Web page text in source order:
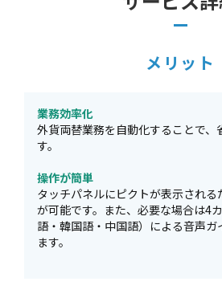
メリット
業務効率化
外貨両替業務を自動化することで、
す。
操作が簡単
タッチパネルにピクトが表示され
が可能です。また、必要な場合は4
語・韓国語・中国語）による音声ガ
ます。